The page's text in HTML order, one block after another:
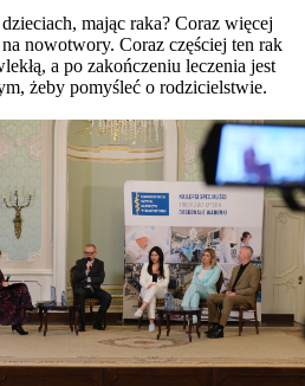
mając raka? Coraz więcej
nowotwory. Coraz częściej ten rak
a po zakończeniu leczenia jest
żeby pomyśleć o rodzicielstwie.